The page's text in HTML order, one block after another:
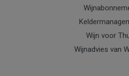
Wijn voor
Wijnadvies van